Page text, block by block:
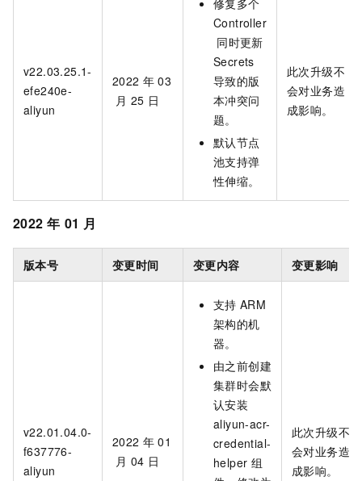
v22.03.25.1-
efe240e-
aliyun
2022 年 03
月 25 日
Controller
同时更新
Secrets
导致的版
本冲突问
题。
默认节点
池支持弹
性伸缩。
此次升级不
会对业务造
成影响。
2022 年 01 月
版本号 变更时间 变更内容 变更影响
v22.01.04.0-
f637776-
aliyun
2022 年 01
月 04 日
支持 ARM
架构的机
器。
由之前创建
集群时会默
认安装
aliyun-acr-
credential-
helper 组
此次升级不
会对业务造
成影响。